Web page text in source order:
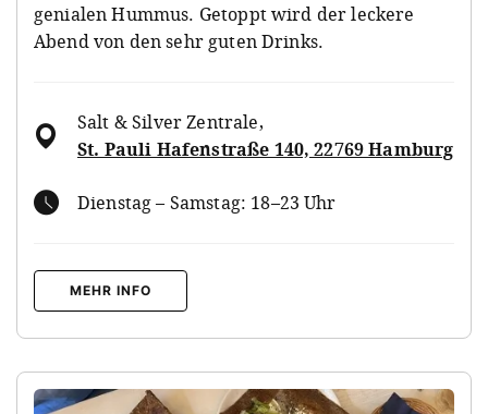
genialen Hummus. Getoppt wird der leckere
Abend von den sehr guten Drinks.
Salt & Silver Zentrale,
St. Pauli Hafenstraße 140, 22769 Hamburg
Dienstag – Samstag: 18–23 Uhr
MEHR INFO